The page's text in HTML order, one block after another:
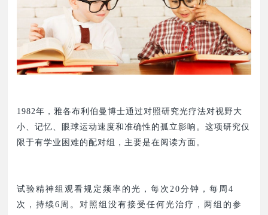
1982年，雅各布利伯曼博士通过对照研究光疗法对视野大
小、记忆、眼球运动速度和准确性的孤立影响。这项研究仅
限于有学业困难的配对组，主要是在阅读方面。
试验精神组观看规定频率的光，每次20分钟，每周4
次，持续6周。对照组没有接受任何光治疗，两组的参